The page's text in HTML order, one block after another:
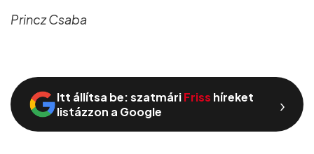
Princz Csaba
Itt állítsa be: szatmáriFriss híreket
listázzon a Google
›